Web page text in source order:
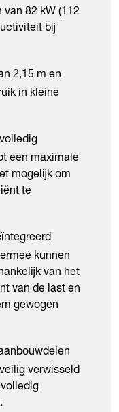
82 kW (112
bij
2,15 m en
in kleine
een maximale
mogelijk om
te
kunnen
van het
van de last en
gewogen
verwisseld